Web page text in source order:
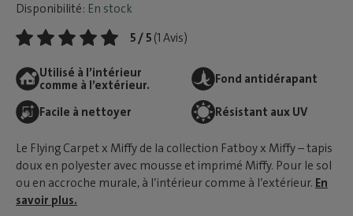
Disponibilité: En stock
5 / 5 (1 Avis)
Utilisé à l’intérieur
comme à l’extérieur.
Fond antidérapant
Facile à nettoyer Résistant aux UV
Le Flying Carpet x Miffy de la collection Fatboy x Miffy – tapis
doux en polyester avec mousse et imprimé Miffy. Pour le sol
ou en accroche murale, à l’intérieur comme à l’extérieur. En
savoir plus.